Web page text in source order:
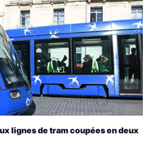
lignes de tram coupées en deux